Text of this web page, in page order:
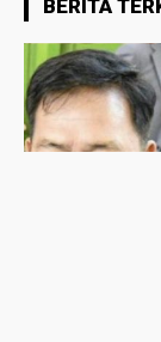
BERITA